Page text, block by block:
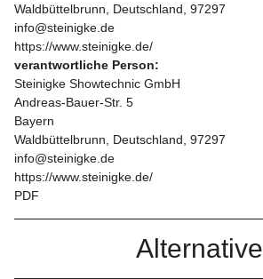
Waldbüttelbrunn, Deutschland, 97297
info@steinigke.de
https://www.steinigke.de/
verantwortliche Person:
Steinigke Showtechnic GmbH
Andreas-Bauer-Str. 5
Bayern
Waldbüttelbrunn, Deutschland, 97297
info@steinigke.de
https://www.steinigke.de/
PDF
Alternative